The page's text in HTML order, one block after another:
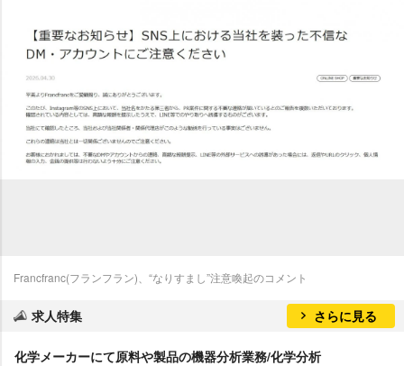
Francfranc(フランフラン)、“なりすまし”注意喚起のコメント
求人特集 さらに見る
化学メーカーにて原料や製品の機器分析業務/化学分析